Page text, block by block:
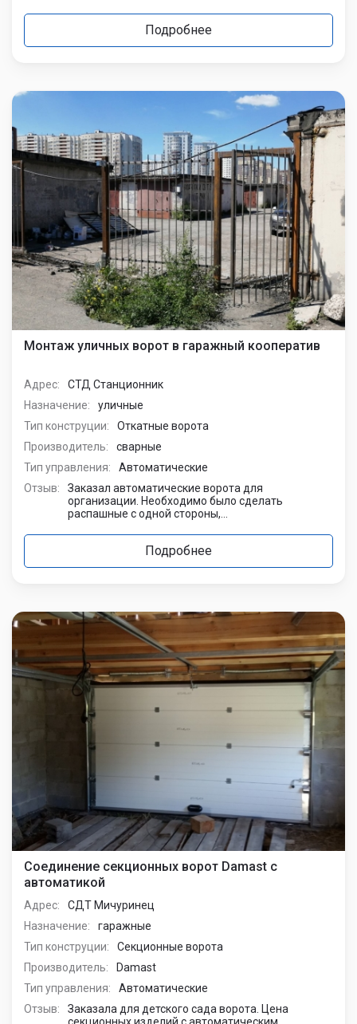
Подробнее
Монтаж уличных ворот в гаражный кооператив
Адрес:
СТД Станционник
Назначение:
уличные
Тип конструции:
Откатные ворота
Производитель:
сварные
Тип управления:
Автоматические
Отзыв:
Заказал автоматические ворота для
организации. Необходимо было сделать
распашные с одной стороны,...
Подробнее
Соединение секционных ворот Damast с
автоматикой
Адрес:
СДТ Мичуринец
Назначение:
гаражные
Тип конструции:
Секционные ворота
Производитель:
Damast
Тип управления:
Автоматические
Отзыв:
Заказала для детского сада ворота. Цена
секционных изделий с автоматическим